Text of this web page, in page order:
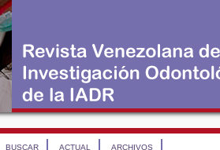
BUSCAR ACTUAL ARCHIVOS